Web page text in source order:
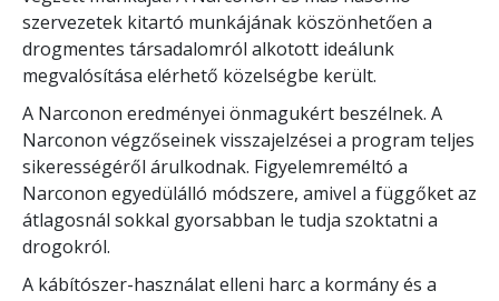
szervezetek kitartó munkájának köszönhetően a
drogmentes társadalomról alkotott ideálunk
megvalósítása elérhető közelségbe került.
A Narconon eredményei önmagukért beszélnek. A
Narconon végzőseinek visszajelzései a program teljes
sikerességéről árulkodnak. Figyelemreméltó a
Narconon egyedülálló módszere, amivel a függőket az
átlagosnál sokkal gyorsabban le tudja szoktatni a
drogokról.
A kábítószer-használat elleni harc a kormány és a